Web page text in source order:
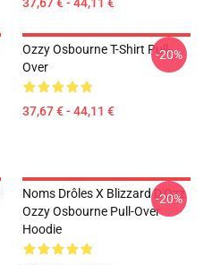
Ozzy Osbourne T-Shirt Pull-
Over
37,67 € - 44,11 €
-20%
Noms Drôles X Blizzard D'Ozz
Ozzy Osbourne Pull-Over
Hoodie
-20%